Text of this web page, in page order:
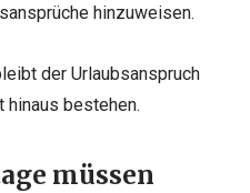
hinzuweisen.
der Urlaubsanspruch
bestehen.
müssen